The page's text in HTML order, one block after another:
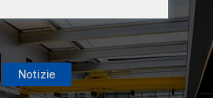
Notizie